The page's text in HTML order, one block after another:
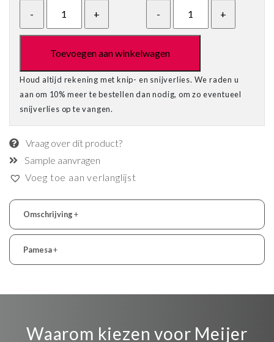
Toevoegen aan winkelwagen
Houd altijd rekening met knip- en snijverlies. We raden u
aan om 10% meer te bestellen dan nodig, om zo eventueel
snijverlies op te vangen.
Vraag over dit product?
Sample aanvragen
Voeg toe aan verlanglijst
Omschrijving+
Pamesa+
Waarom kiezen voor Meijer